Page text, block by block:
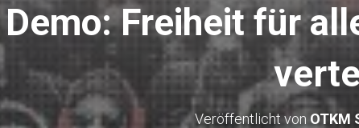
Demo: Freiheit für
Veröffentlicht von OTKM